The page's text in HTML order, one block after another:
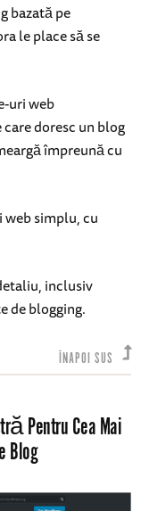
bazată pe
le place să se
uri web
doresc un blog
împreună cu
simplu, cu
inclusiv
de blogging.
ÎNAPOI SUS
Pentru Cea Mai
Blog